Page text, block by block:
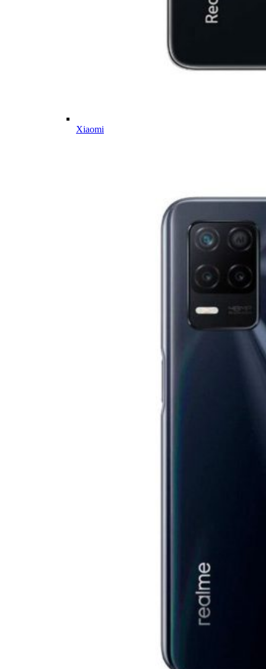
Xiaomi